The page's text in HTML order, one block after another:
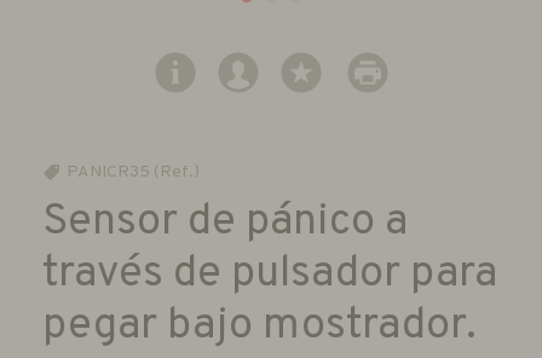
PANICR35 (Ref.)
Sensor de pánico a
través de pulsador para
pegar bajo mostrador.